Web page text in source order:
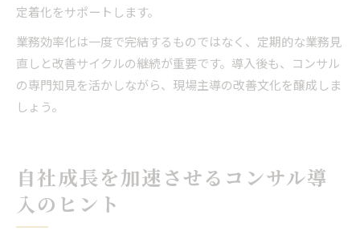
定着化をサポートします。
業務効率化は一度で完結するものではなく、定期的な業務見
直しと改善サイクルの継続が重要です。導入後も、コンサル
の専門知見を活かしながら、現場主導の改善文化を醸成しま
しょう。
自社成長を加速させるコンサル導
入のヒント